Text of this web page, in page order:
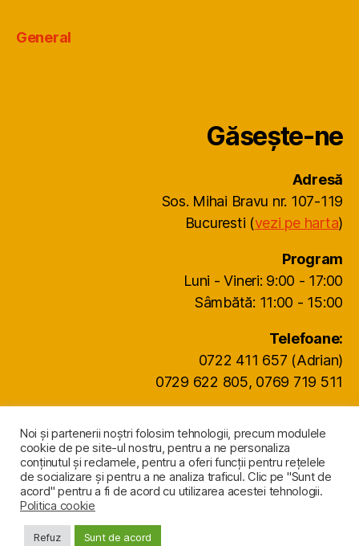
General
Găsește-ne
Adresă
Sos. Mihai Bravu nr. 107-119
Bucuresti (vezi pe harta)
Program
Luni - Vineri: 9:00 - 17:00
Sâmbătă: 11:00 - 15:00
Telefoane:
0722 411 657 (Adrian)
0729 622 805, 0769 719 511
© 2026SILOZURI CEREALE
Politică de confidențialitate
Noi și partenerii noștri folosim tehnologii, precum modulele
cookie de pe site-ul nostru, pentru a ne personaliza
conținutul și reclamele, pentru a oferi funcții pentru rețelele
de socializare și pentru a ne analiza traficul. Clic pe "Sunt de
acord" pentru a fi de acord cu utilizarea acestei tehnologii.
Politica cookie
Refuz Sunt de acord